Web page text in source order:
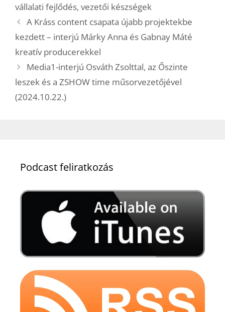
vállalati fejlődés, vezetői készségek
A Kráss content csapata újabb projektekbe
kezdett – interjú Márky Anna és Gabnay Máté
kreatív producerekkel
Media1-interjú Osváth Zsolttal, az Őszinte
leszek és a ZSHOW time műsorvezetőjével
(2024.10.22.)
Podcast feliratkozás